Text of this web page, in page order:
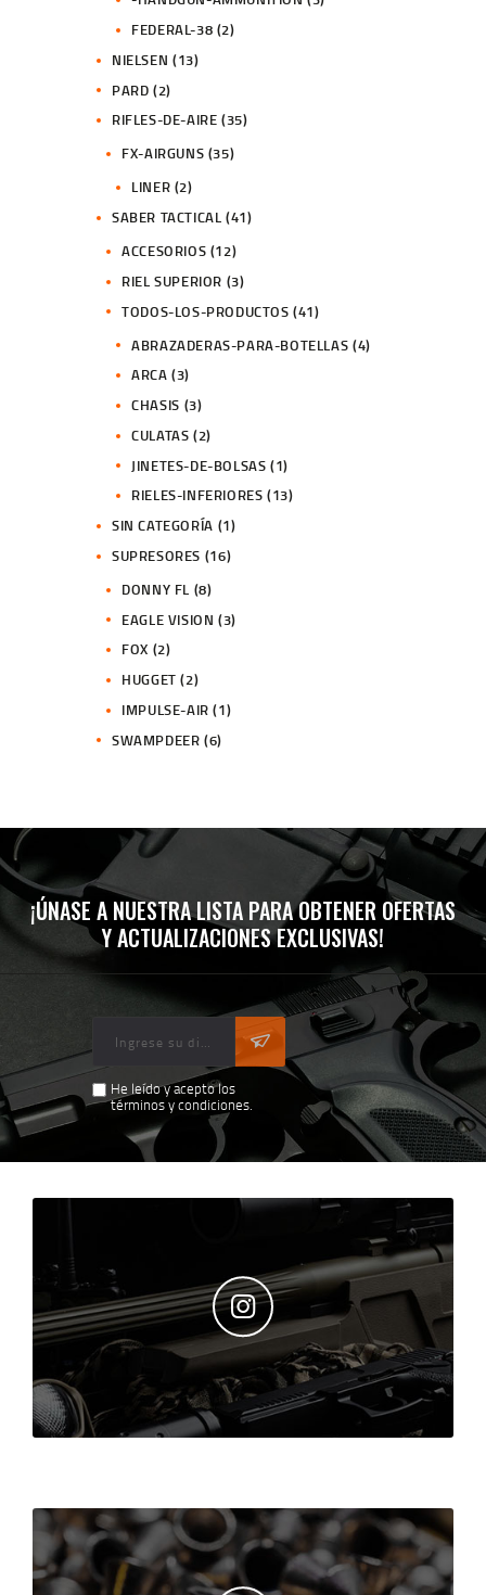
FEDERAL-38 (2)
NIELSEN (13)
PARD (2)
RIFLES-DE-AIRE (35)
FX-AIRGUNS (35)
LINER (2)
SABER TACTICAL (41)
ACCESORIOS (12)
RIEL SUPERIOR (3)
TODOS-LOS-PRODUCTOS (41)
ABRAZADERAS-PARA-BOTELLAS (4)
ARCA (3)
CHASIS (3)
CULATAS (2)
JINETES-DE-BOLSAS (1)
RIELES-INFERIORES (13)
SIN CATEGORÍA (1)
SUPRESORES (16)
DONNY FL (8)
EAGLE VISION (3)
FOX (2)
HUGGET (2)
IMPULSE-AIR (1)
SWAMPDEER (6)
¡ÚNASE A NUESTRA LISTA PARA OBTENER OFERTAS
Y ACTUALIZACIONES EXCLUSIVAS!
He leído y acepto los
términos y condiciones.